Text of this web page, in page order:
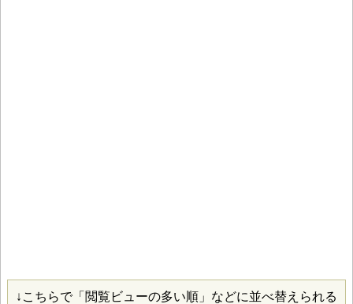
↓こちらで「閲覧ビューの多い順」などに並べ替えられる